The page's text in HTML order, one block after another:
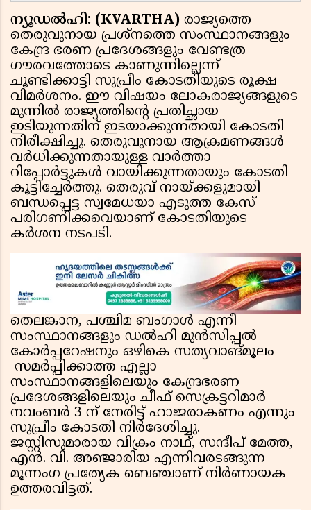
ന്യൂഡൽഹി: (KVARTHA) രാജ്യത്തെ
തെരുവുനായ പ്രശ്‌നത്തെ സംസ്ഥാനങ്ങളും
കേന്ദ്ര ഭരണ പ്രദേശങ്ങളും വേണ്ടത്ര
ഗൗരവത്തോടെ കാണുന്നില്ലെന്ന്
ചൂണ്ടിക്കാട്ടി സുപ്രീം കോടതിയുടെ രൂക്ഷ
വിമർശനം. ഈ വിഷയം ലോകരാജ്യങ്ങളുടെ
മുന്നിൽ രാജ്യത്തിൻ്റെ പ്രതിച്ഛായ
ഇടിയുന്നതിന് ഇടയാക്കുന്നതായി കോടതി
നിരീക്ഷിച്ചു. തെരുവുനായ ആക്രമണങ്ങൾ
വർധിക്കുന്നതായുള്ള വാർത്താ
റിപ്പോർട്ടുകൾ വായിക്കുന്നതായും കോടതി
കൂട്ടിച്ചേർത്തു. തെരുവ് നായ്ക്കളുമായി
ബന്ധപ്പെട്ട സ്വമേധയാ എടുത്ത കേസ്
പരിഗണിക്കവെയാണ് കോടതിയുടെ
കർശന നടപടി.
തെലങ്കാന, പശ്ചിമ ബംഗാൾ എന്നീ
സംസ്ഥാനങ്ങളും ഡൽഹി മുൻസിപ്പൽ
കോർപ്പറേഷനും ഒഴികെ സത്യവാങ്മൂലം
സമർപ്പിക്കാത്ത എല്ലാ
സംസ്ഥാനങ്ങളിലെയും കേന്ദ്രഭരണ
പ്രദേശങ്ങളിലെയും ചീഫ് സെക്രട്ടറിമാർ
നവംബർ 3 ന് നേരിട്ട് ഹാജരാകണം എന്നും
സുപ്രീം കോടതി നിർദേശിച്ചു.
ജസ്റ്റിസുമാരായ വിക്രം നാഥ്, സന്ദീപ് മേത്ത,
എൻ. വി. അഞ്ജാരിയ എന്നിവരടങ്ങുന്ന
മൂന്നംഗ പ്രത്യേക ബെഞ്ചാണ് നിർണായക
ഉത്തരവിട്ടത്.